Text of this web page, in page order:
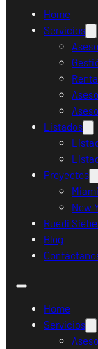
Home
Servicios
Listados
Proyectos
Miami
New
Ruedi
Blog
Home
Servicios